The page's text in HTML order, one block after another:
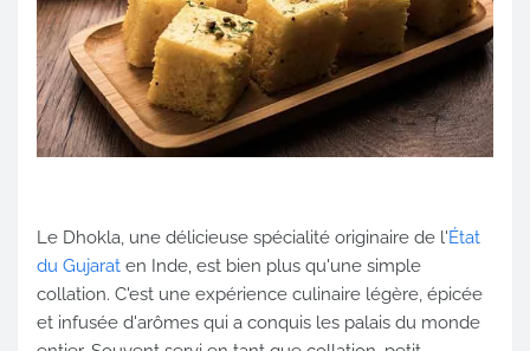
Le Dhokla, une délicieuse spécialité originaire de l'État
du Gujarat en Inde, est bien plus qu'une simple
collation. C'est une expérience culinaire légère, épicée
et infusée d'arômes qui a conquis les palais du monde